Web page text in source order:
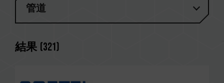
管道
結果 (321)